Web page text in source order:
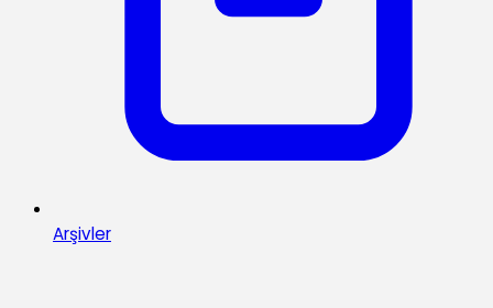
Arşivler